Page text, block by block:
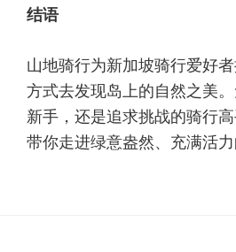
结语
山地骑行为新加坡骑行爱好
方式去发现岛上的自然之美
新手，还是追求挑战的骑行
带你走进绿意盎然、充满活力